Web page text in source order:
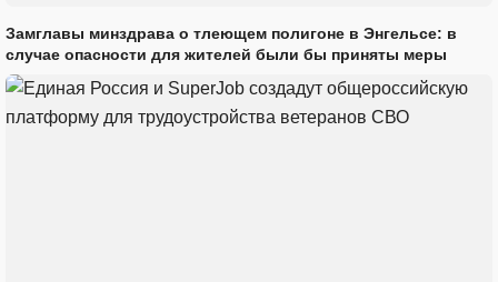
Замглавы минздрава о тлеющем полигоне в Энгельсе: в
случае опасности для жителей были бы приняты меры